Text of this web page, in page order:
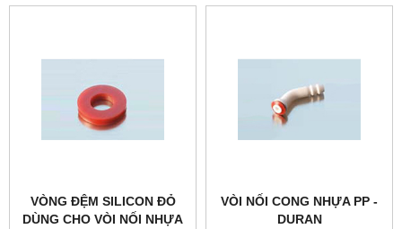
VÒNG ĐỆM SILICON ĐỎ
DÙNG CHO VÒI NỐI NHỰA
VÒI NỐI CONG NHỰA PP -
DURAN